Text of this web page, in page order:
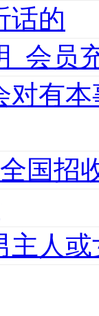
话的
会员
对有
国招
主人